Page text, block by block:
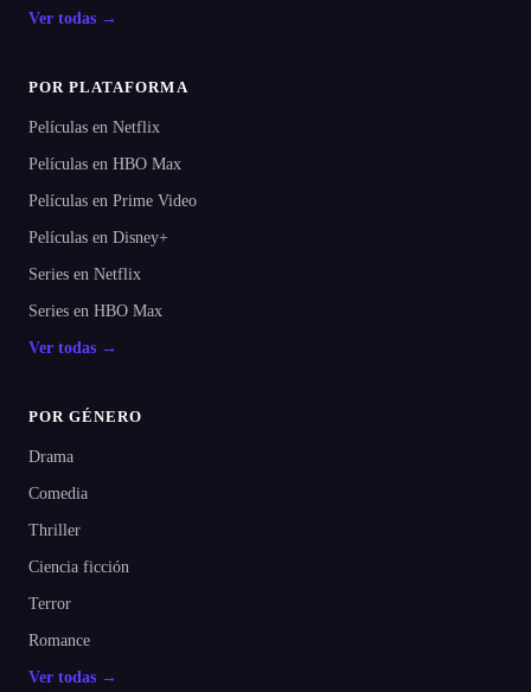
Ver todas →
POR PLATAFORMA
Películas en Netflix
Películas en HBO Max
Películas en Prime Video
Películas en Disney+
Series en Netflix
Series en HBO Max
Ver todas →
POR GÉNERO
Drama
Comedia
Thriller
Ciencia ficción
Terror
Romance
Ver todas →